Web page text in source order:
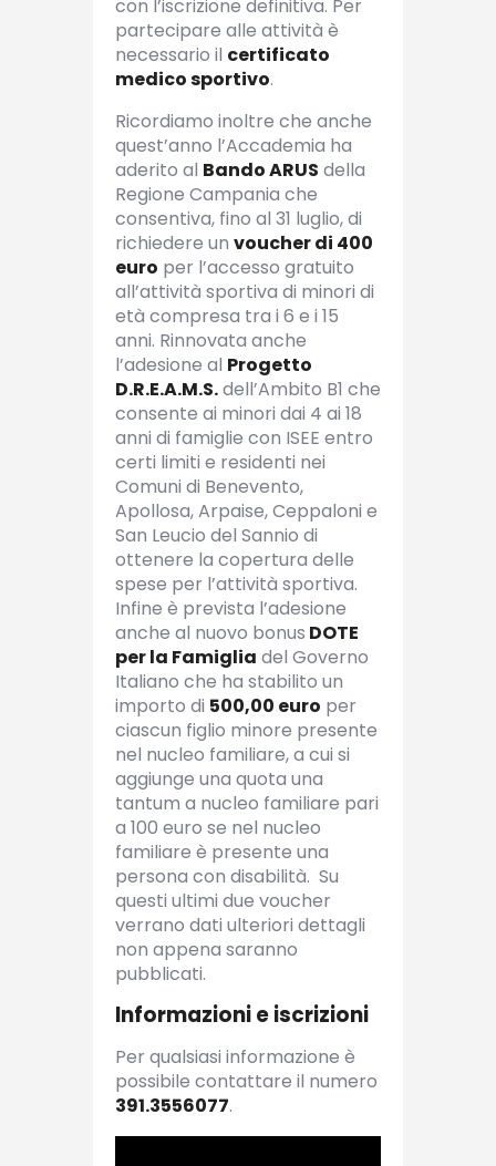
con l’iscrizione definitiva. Per
partecipare alle attività è
necessario il certificato
medico sportivo.
Ricordiamo inoltre che anche
quest’anno l’Accademia ha
aderito al Bando ARUS della
Regione Campania che
consentiva, fino al 31 luglio, di
richiedere un voucher di 400
euro per l’accesso gratuito
all’attività sportiva di minori di
età compresa tra i 6 e i 15
anni. Rinnovata anche
l’adesione al Progetto
D.R.E.A.M.S.dell’Ambito B1 che
consente ai minori dai 4 ai 18
anni di famiglie con ISEE entro
certi limiti e residenti nei
Comuni di Benevento,
Apollosa, Arpaise, Ceppaloni e
San Leucio del Sannio di
ottenere la copertura delle
spese per l’attività sportiva.
Infine è prevista l’adesione
anche al nuovo bonus DOTE
per la Famiglia del Governo
Italiano che ha stabilito un
importo di 500,00 euro per
ciascun figlio minore presente
nel nucleo familiare, a cui si
aggiunge una quota una
tantum a nucleo familiare pari
a 100 euro se nel nucleo
familiare è presente una
persona con disabilità. Su
questi ultimi due voucher
verrano dati ulteriori dettagli
non appena saranno
pubblicati.
Informazioni e iscrizioni
Per qualsiasi informazione è
possibile contattare il numero
391.3556077.